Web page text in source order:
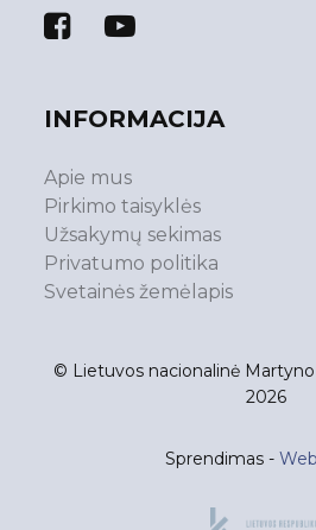
INFORMACIJA
Apie mus
Pirkimo taisyklės
Užsakymų sekimas
Privatumo politika
Svetainės žemėlapis
© Lietuvos nacionalinė
2026
Sprendimas -